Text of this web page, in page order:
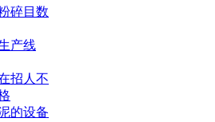
碎目数
产线
招人不
的设备